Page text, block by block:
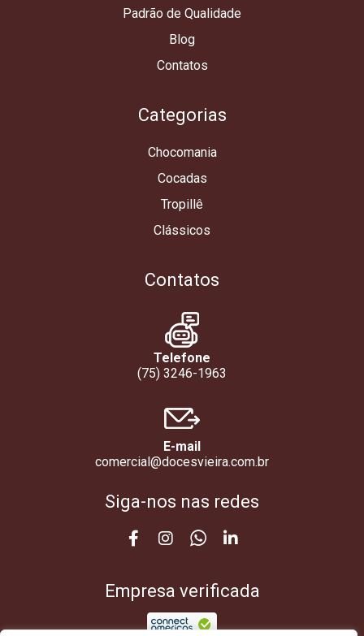
Padrão de Qualidade
Blog
Contatos
Categorias
Chocomania
Cocadas
Tropillê
Clássicos
Contatos
Telefone
(75) 3246-1963
E-mail
comercial@docesvieira.com.br
Siga-nos nas redes
Empresa verificada